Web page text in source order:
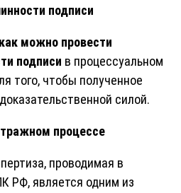
подписи
можно провести
подписи в процессуальном
того, чтобы полученное
силой.
процессе
проводимая в
РФ, является одним из